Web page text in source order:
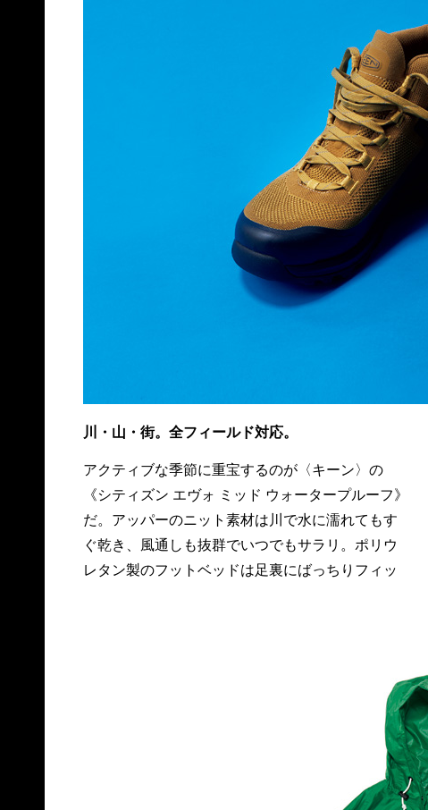
川・山・街。全フィールド対応。
アクティブな季節に重宝するのが〈キーン〉の
《シティズン エヴォ ミッド ウォータープルーフ》
だ。アッパーのニット素材は川で水に濡れてもす
ぐ乾き、風通しも抜群でいつでもサラリ。ポリウ
レタン製のフットベッドは足裏にばっちりフィッ
トするし、踵のホールド感も高いからハイキング
や軽登山でも頼もしい。普段穿く軍パンにも、渋
いコヨーテは好相性。17,000円、問 キーン・ジャ